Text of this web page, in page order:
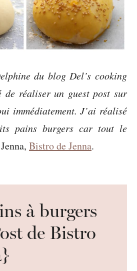
du blog Del’s cooking
de réaliser un guest post sur
immédiatement. J’ai réalisé
pains burgers car tout le
Jenna, Bistro de Jenna.
à burgers
de Bistro